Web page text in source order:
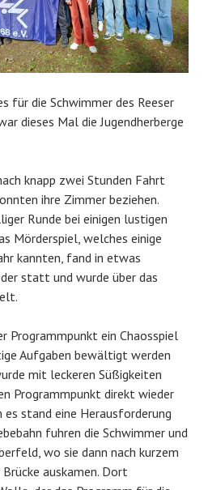
für die Schwimmer des Reeser
dieses Mal die Jugendherberge
knapp zwei Stunden Fahrt
ihre Zimmer beziehen.
Runde bei einigen lustigen
Mörderspiel, welches einige
kannten, fand in etwas
statt und wurde über das
Programmpunkt ein Chaosspiel
Aufgaben bewältigt werden
mit leckeren Süßigkeiten
Programmpunkt direkt wieder
es stand eine Herausforderung
fuhren die Schwimmer und
wo sie dann nach kurzem
auskamen. Dort